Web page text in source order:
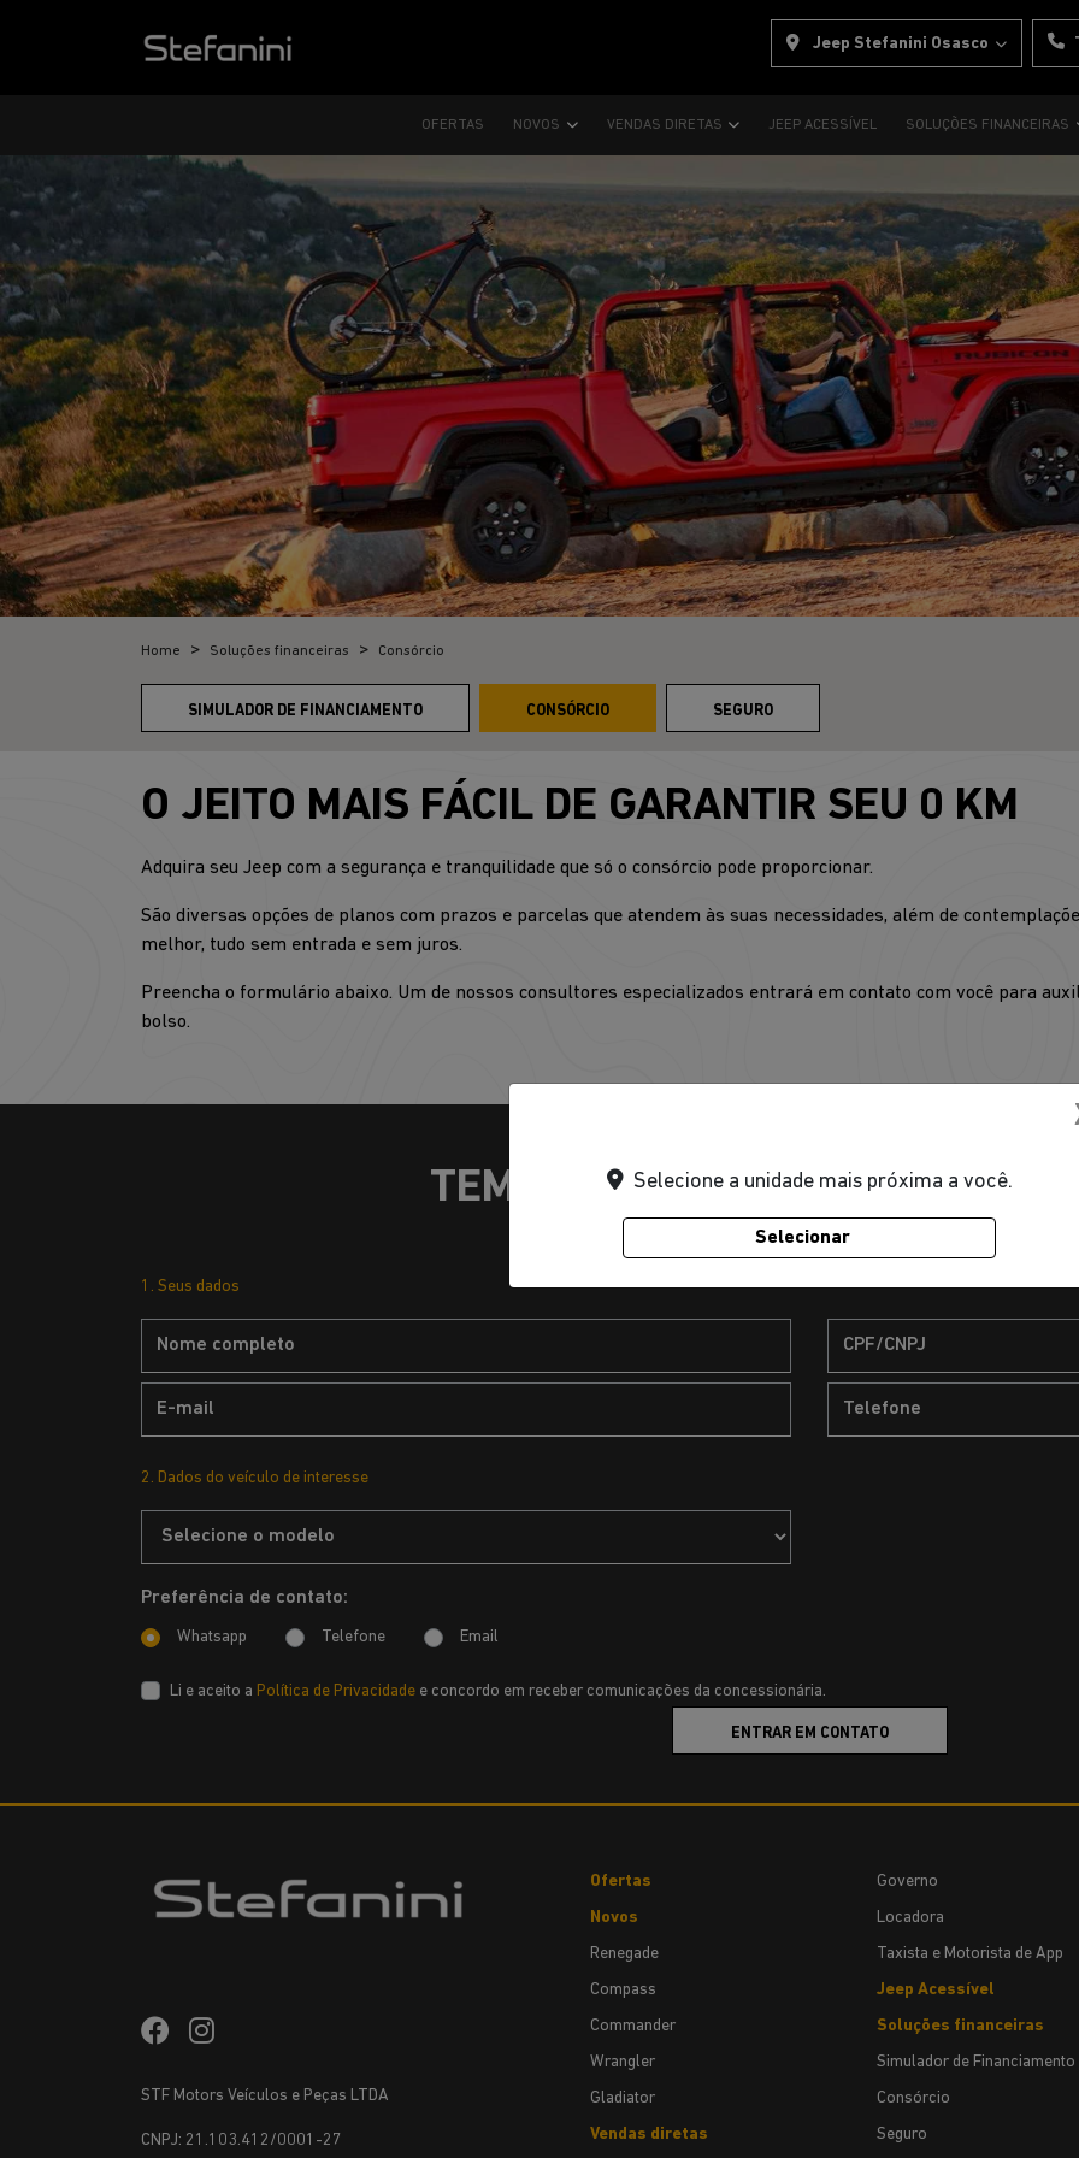
Jeep Stefanini Osasco
OFERTAS NOVOS VENDAS DIRETAS JEEP ACESSÍVEL SOLUÇÕES FINANCEIRAS
Home Soluções financeiras Consórcio
SIMULADOR DE FINANCIAMENTO CONSÓRCIO SEGURO
O JEITO MAIS FÁCIL DE GARANTIR SEU 0 KM
Adquira seu Jeep com a segurança e tranquilidade que só o consórcio pode proporcionar.
São diversas opções de planos com prazos e parcelas que atendem às suas necessidades, além de
melhor, tudo sem entrada e sem juros.
Preencha o formulário abaixo. Um de nossos consultores especializados entrará em contato com você para
bolso.
TEM INTERESSE? ENTRE EM
1. Seus dados
2. Dados do veículo de interesse
Preferência de contato:
Whatsapp Telefone Email
Li e aceito a Política de Privacidade e concordo em receber comunicações da concessionária.
ENTRAR EM CONTATO
STF Motors Veículos e Peças LTDA
CNPJ: 21.103.412/0001-27
Ofertas
Novos
Renegade
Compass
Commander
Wrangler
Gladiator
Vendas diretas
Governo
Locadora
Taxista e Motorista de App
Jeep Acessível
Soluções financeiras
Simulador de Financiamento
Consórcio
Seguro
Selecione a unidade mais próxima a você.
Selecionar